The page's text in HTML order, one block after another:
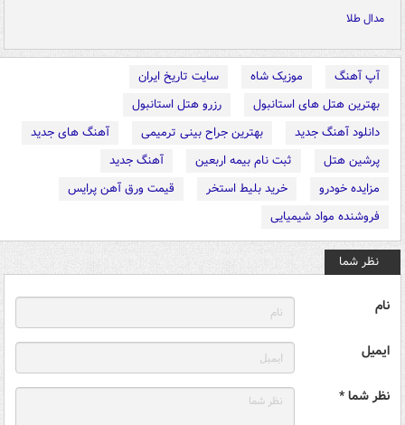
مدال طلا
آپ آهنگ موزیک شاه
سایت تاریخ ایران
بهترین هتل های استانبول
رزرو هتل استانبول
دانلود آهنگ جدید
بهترین جراح بینی ترمیمی
آهنگ های جدید
پرشین هتل
ثبت نام بیمه اربعین
آهنگ جدید
مزایده خودرو
خرید بلیط استخر
قیمت ورق آهن پرایس
فروشنده مواد شیمیایی
نظر شما
نام
ایمیل
نظر شما *